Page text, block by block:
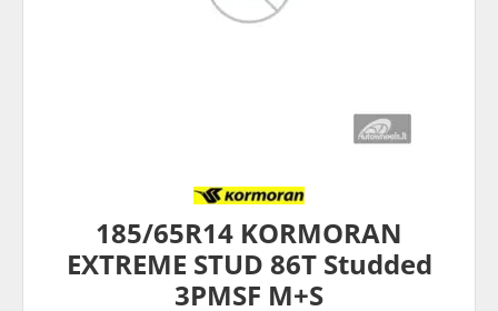
185/65R14 KORMORAN
EXTREME STUD 86T Studded
3PMSF M+S